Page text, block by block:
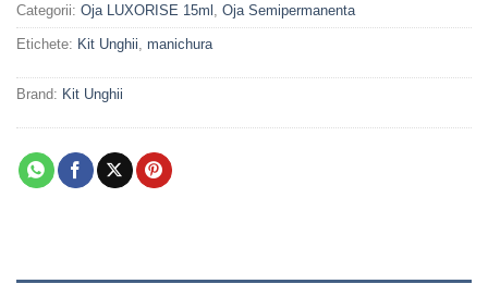
Categorii: Oja LUXORISE 15ml Oja Semipermanenta
Etichete: Kit Unghii manichura
Brand: Kit Unghii